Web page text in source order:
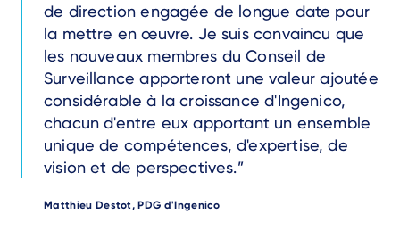
de direction engagée de longue date pour
la mettre en œuvre. Je suis convaincu que
les nouveaux membres du Conseil de
Surveillance apporteront une valeur ajoutée
considérable à la croissance d'Ingenico,
chacun d'entre eux apportant un ensemble
unique de compétences, d'expertise, de
vision et de perspectives.
Author
Matthieu Destot, PDG d'Ingenico